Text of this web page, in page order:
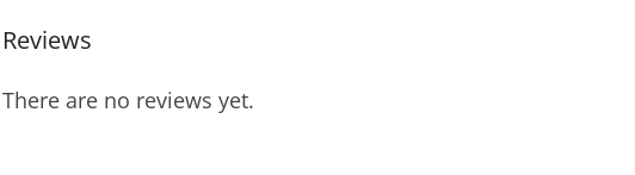
Reviews
There are no reviews yet.